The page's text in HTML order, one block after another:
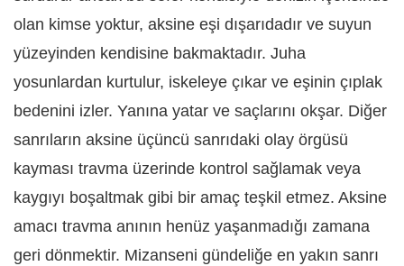
olan kimse yoktur, aksine eşi dışarıdadır ve suyun
yüzeyinden kendisine bakmaktadır. Juha
yosunlardan kurtulur, iskeleye çıkar ve eşinin çıplak
bedenini izler. Yanına yatar ve saçlarını okşar. Diğer
sanrıların aksine üçüncü sanrıdaki olay örgüsü
kayması travma üzerinde kontrol sağlamak veya
kaygıyı boşaltmak gibi bir amaç teşkil etmez. Aksine
amacı travma anının henüz yaşanmadığı zamana
geri dönmektir. Mizanseni gündeliğe en yakın sanrı